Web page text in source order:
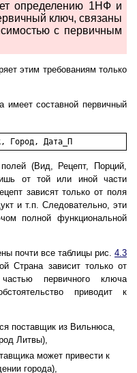
определению 1НФ и
ключ, связаны
с первичным
этим требованиям только
имеет составной первичный
(Вид, Рецепт, Порций,
от той или иной части
зависят только от поля
и т.п. Следовательно, эти
полной функциональной
почти все таблицы рис. 4.3
Страна зависит только от
первичного ключа
приводит к
поставщик из Вильнюса,
Литвы),
может привести к
города),